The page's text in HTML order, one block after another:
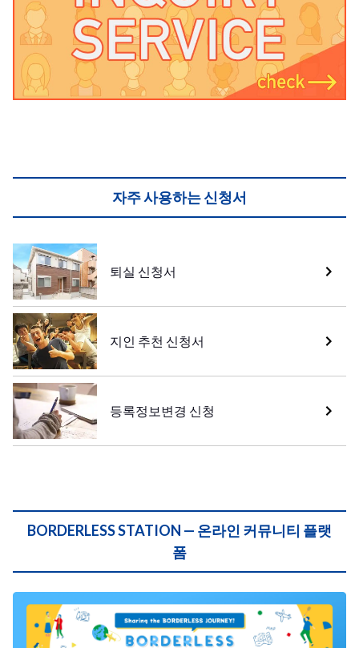
자주 사용하는 신청서
퇴실 신청서
지인 추천 신청서
등록정보변경 신청
BORDERLESS STATION — 온라인 커뮤니티 플랫
폼